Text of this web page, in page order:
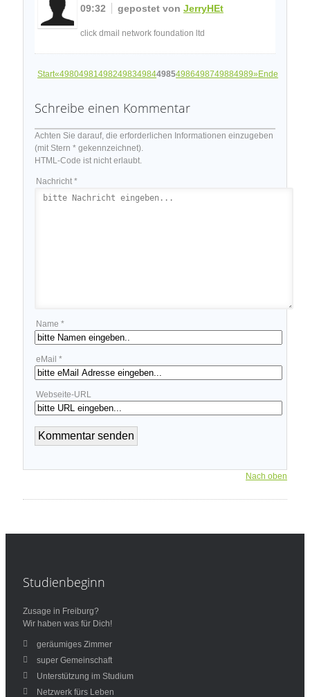
09:32
gepostet von JerryHEt
click dmail network foundation ltd
Start«4980498149824983498449854986498749884989»Ende
Schreibe einen Kommentar
Achten Sie darauf, die erforderlichen Informationen einzugeben
(mit Stern * gekennzeichnet).
HTML-Code ist nicht erlaubt.
Nachricht *
Name *
eMail *
Webseite-URL
Nach oben
Studienbeginn
Zusage in Freiburg?
Wir haben was für Dich!
geräumiges Zimmer
super Gemeinschaft
Unterstützung im Studium
Netzwerk fürs Leben